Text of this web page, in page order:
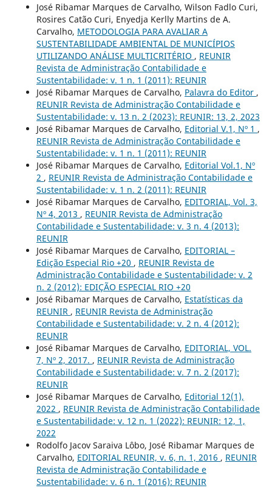
José Ribamar Marques de Carvalho, Wilson Fadlo Curi,
Rosires Catão Curi, Enyedja Kerlly Martins de A.
Carvalho, METODOLOGIA PARA AVALIAR A
SUSTENTABILIDADE AMBIENTAL DE MUNICÍPIOS
UTILIZANDO ANÁLISE MULTICRITÉRIO , REUNIR
Revista de Administração Contabilidade e
Sustentabilidade: v. 1 n. 1 (2011): REUNIR
José Ribamar Marques de Carvalho, Palavra do Editor ,
REUNIR Revista de Administração Contabilidade e
Sustentabilidade: v. 13 n. 2 (2023): REUNIR: 13, 2, 2023
José Ribamar Marques de Carvalho, Editorial V.1, Nº 1 ,
REUNIR Revista de Administração Contabilidade e
Sustentabilidade: v. 1 n. 1 (2011): REUNIR
José Ribamar Marques de Carvalho, Editorial Vol.1, Nº
2 , REUNIR Revista de Administração Contabilidade e
Sustentabilidade: v. 1 n. 2 (2011): REUNIR
José Ribamar Marques de Carvalho, EDITORIAL, Vol. 3,
Nº 4, 2013 , REUNIR Revista de Administração
Contabilidade e Sustentabilidade: v. 3 n. 4 (2013):
REUNIR
José Ribamar Marques de Carvalho, EDITORIAL –
Edição Especial Rio +20 , REUNIR Revista de
Administração Contabilidade e Sustentabilidade: v. 2
n. 2 (2012): EDIÇÃO ESPECIAL RIO +20
José Ribamar Marques de Carvalho, Estatísticas da
REUNIR , REUNIR Revista de Administração
Contabilidade e Sustentabilidade: v. 2 n. 4 (2012):
REUNIR
José Ribamar Marques de Carvalho, EDITORIAL, VOL.
7, Nº 2, 2017. , REUNIR Revista de Administração
Contabilidade e Sustentabilidade: v. 7 n. 2 (2017):
REUNIR
José Ribamar Marques de Carvalho, Editorial 12(1),
2022 , REUNIR Revista de Administração Contabilidade
e Sustentabilidade: v. 12 n. 1 (2022): REUNIR: 12, 1,
2022
Rodolfo Jacov Saraiva Lôbo, José Ribamar Marques de
Carvalho, EDITORIAL REUNIR, v. 6, n. 1, 2016 , REUNIR
Revista de Administração Contabilidade e
Sustentabilidade: v. 6 n. 1 (2016): REUNIR